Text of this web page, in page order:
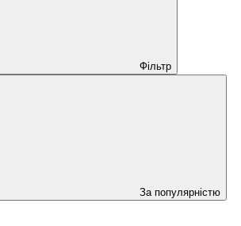
Фільтр
За популярністю